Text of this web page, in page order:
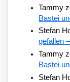
Tammy
Bastei
Stefan
gefallen
Tammy
Bastei
Stefan